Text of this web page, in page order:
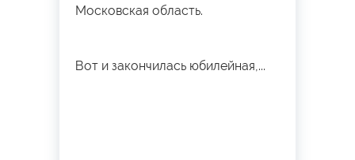
Московская область.
Вот и закончилась юбилейная,...